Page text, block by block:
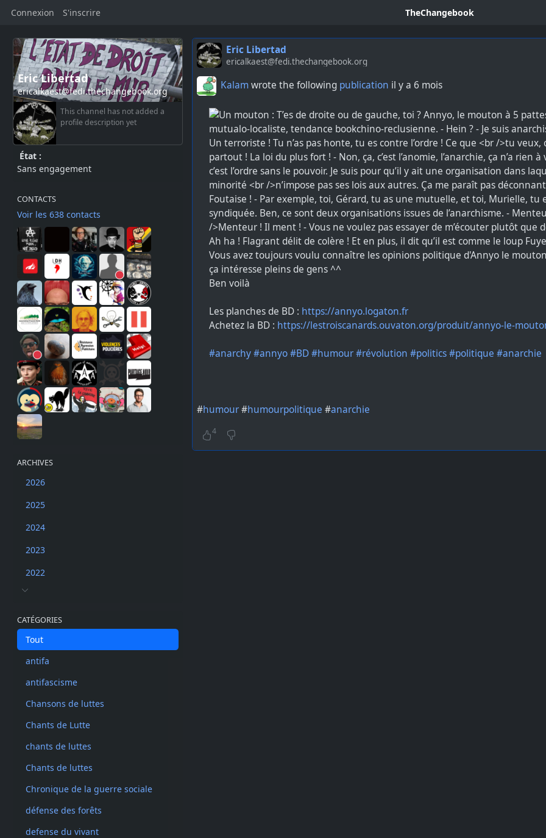
Connexion S'inscrire TheChangebook
Eric Libertad
ericalkaest@fedi.thechangebook.org
This channel has not added a
profile description yet
État :
Sans engagement
CONTACTS
Voir les 638 contacts
ARCHIVES
2026
2025
2024
2023
2022
CATÉGORIES
Tout
antifa
antifascisme
Chansons de luttes
Chants de Lutte
chants de luttes
Chants de luttes
Chronique de la guerre sociale
défense des forêts
defense du vivant
Eric Libertad
ericalkaest@fedi.thechangebook.org
Kalamwrote the following publication il y a 6 mois
Vous avez toujours voulu connaître les opinions politique d'Annyo le
ça intéresse pleins de gens ^^
Ben voilà
Les planches de BD : https://annyo.logaton.fr
Achetez la BD : https://lestroiscanards.ouvaton.org/produit/annyo-le-
#anarchy#annyo#BD#humour#révolution #politics#politique #anarchie
#humour#humourpolitique #anarchie
4